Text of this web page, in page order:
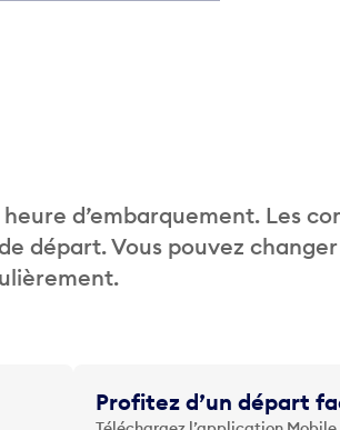
d’embarquement. Les
départ. Vous pouvez
Profitez d’un départ